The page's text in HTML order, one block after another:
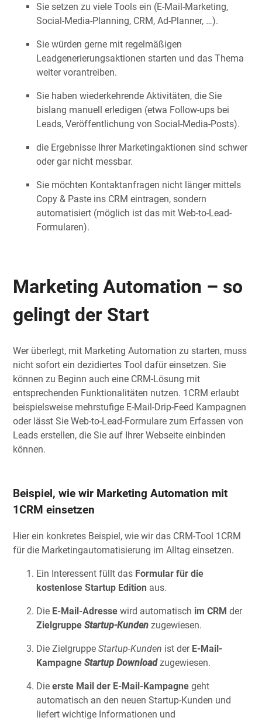
Sie setzen zu viele Tools ein (E-Mail-Marketing,
Social-Media-Planning, CRM, Ad-Planner, …).
Sie würden gerne mit regelmäßigen
Leadgenerierungsaktionen starten und das Thema
weiter vorantreiben.
Sie haben wiederkehrende Aktivitäten, die Sie
bislang manuell erledigen (etwa Follow-ups bei
Leads, Veröffentlichung von Social-Media-Posts).
die Ergebnisse Ihrer Marketingaktionen sind schwer
oder gar nicht messbar.
Sie möchten Kontaktanfragen nicht länger mittels
Copy & Paste ins CRM eintragen, sondern
automatisiert (möglich ist das mit Web-to-Lead-
Formularen).
Marketing Automation – so
gelingt der Start
Wer überlegt, mit Marketing Automation zu starten, muss
nicht sofort ein dezidiertes Tool dafür einsetzen. Sie
können zu Beginn auch eine CRM-Lösung mit
entsprechenden Funktionalitäten nutzen. 1CRM erlaubt
beispielsweise mehrstufige E-Mail-Drip-Feed Kampagnen
oder lässt Sie Web-to-Lead-Formulare zum Erfassen von
Leads erstellen, die Sie auf Ihrer Webseite einbinden
können.
Beispiel, wie wir Marketing Automation mit
1CRM einsetzen
Hier ein konkretes Beispiel, wie wir das CRM-Tool 1CRM
für die Marketingautomatisierung im Alltag einsetzen.
Ein Interessent füllt das Formular für die
kostenlose Startup Edition aus.
Die E-Mail-Adresse wird automatisch im CRM der
ZielgruppeStartup-Kunden zugewiesen.
Die ZielgruppeStartup-Kunden ist derE-Mail-
KampagneStartup Downloadzugewiesen.
Dieerste Mail der E-Mail-Kampagne geht
automatisch an den neuen Startup-Kunden und
liefert wichtige Informationen und